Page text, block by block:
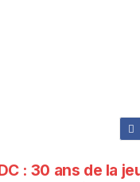
: 30 ans de la